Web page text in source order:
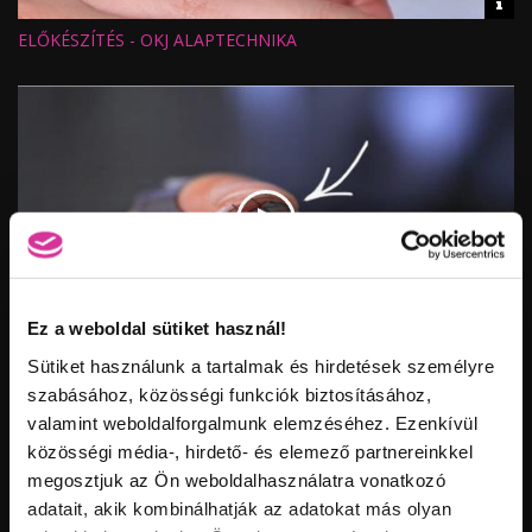
Ez a weboldal sütiket használ!
Sütiket használunk a tartalmak és hirdetések személyre
szabásához, közösségi funkciók biztosításához,
valamint weboldalforgalmunk elemzéséhez. Ezenkívül
közösségi média-, hirdető- és elemező partnereinkkel
megosztjuk az Ön weboldalhasználatra vonatkozó
adatait, akik kombinálhatják az adatokat más olyan
körömreszelő 150/150 (kék)
Portalanító kefe
Builder White II. zselé #4 zselés ecset
Hossz:
Feltöltve:
ELŐKÉSZÍTÉS - OKJ ALAPTECHNIKA
Hossz:
Nézettség:
Feltöltve:
SABLON FELHELYEZÉSE - OKJ ALAPTECHNIKA